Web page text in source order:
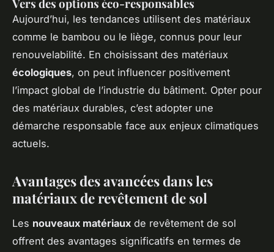
Vers des options éco-responsables
Aujourd’hui, les tendances utilisent des matériaux
comme le bambou ou le liège, connus pour leur
renouvelabilité. En choisissant des matériaux
écologiques, on peut influencer positivement
l’impact global de l’industrie du bâtiment. Opter pour
des matériaux durables, c’est adopter une
démarche responsable face aux enjeux climatiques
actuels.
Avantages des avancées dans les
matériaux de revêtement de sol
Les nouveaux matériaux de revêtement de sol
offrent des avantages significatifs en termes de